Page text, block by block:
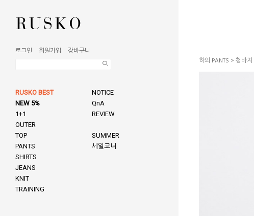
로그인 회원가입 장바구니
RUSKO BEST
NEW 5%
1+1
OUTER
TOP
PANTS
SHIRTS
JEANS
KNIT
TRAINING
NOTICE
QnA
REVIEW
SUMMER
세일코너
하의 PANTS > 청바지